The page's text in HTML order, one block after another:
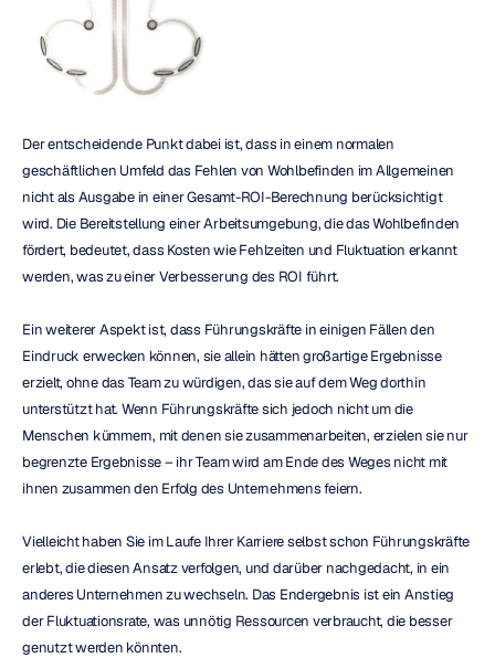
Der entscheidende Punkt dabei ist, dass in einem normalen
geschäftlichen Umfeld das Fehlen von Wohlbefinden im Allgemeinen
nicht als Ausgabe in einer Gesamt-ROI-Berechnung berücksichtigt
wird. Die Bereitstellung einer Arbeitsumgebung, die das Wohlbefinden
fördert, bedeutet, dass Kosten wie Fehlzeiten und Fluktuation erkannt
werden, was zu einer Verbesserung des ROI führt.
Ein weiterer Aspekt ist, dass Führungskräfte in einigen Fällen den
Eindruck erwecken können, sie allein hätten großartige Ergebnisse
erzielt, ohne das Team zu würdigen, das sie auf dem Weg dorthin
unterstützt hat. Wenn Führungskräfte sich jedoch nicht um die
Menschen kümmern, mit denen sie zusammenarbeiten, erzielen sie nur
begrenzte Ergebnisse – ihr Team wird am Ende des Weges nicht mit
ihnen zusammen den Erfolg des Unternehmens feiern.
Vielleicht haben Sie im Laufe Ihrer Karriere selbst schon Führungskräfte
erlebt, die diesen Ansatz verfolgen, und darüber nachgedacht, in ein
anderes Unternehmen zu wechseln. Das Endergebnis ist ein Anstieg
der Fluktuationsrate, was unnötig Ressourcen verbraucht, die besser
genutzt werden könnten.